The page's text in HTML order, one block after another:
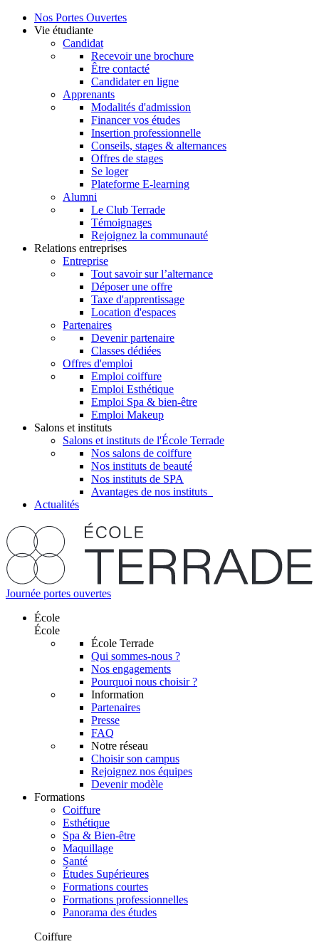
Nos Portes Ouvertes
Vie étudiante
Candidat
Recevoir une brochure
Être contacté
Candidater en ligne
Apprenants
Modalités d'admission
Financer vos études
Insertion professionnelle
Conseils, stages & alternances
Offres de stages
Se loger
Plateforme E-learning
Alumni
Le Club Terrade
Témoignages
Rejoignez la communauté
Relations entreprises
Entreprise
Tout savoir sur l’alternance
Déposer une offre
Taxe d'apprentissage
Location d'espaces
Partenaires
Devenir partenaire
Classes dédiées
Offres d'emploi
Emploi coiffure
Emploi Esthétique
Emploi Spa & bien-être
Emploi Makeup
Salons et instituts
Salons et instituts de l'École Terrade
Nos salons de coiffure
Nos instituts de beauté
Nos instituts de SPA
Avantages de nos instituts
Actualités
Journée portes ouvertes
École
École
École Terrade
Qui sommes-nous ?
Nos engagements
Pourquoi nous choisir ?
Information
Partenaires
Presse
FAQ
Notre réseau
Choisir son campus
Rejoignez nos équipes
Devenir modèle
Formations
Coiffure
Esthétique
Spa & Bien-être
Maquillage
Santé
Études Supérieures
Formations courtes
Formations professionnelles
Panorama des études
Coiffure